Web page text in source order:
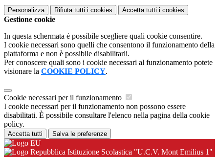
Personalizza Rifiuta tutti i cookies Accetta tutti i cookies
Gestione cookie
In questa schermata è possibile scegliere quali cookie consentire.
I cookie necessari sono quelli che consentono il funzionamento della
piattaforma e non è possibile disabilitarli.
Per conoscere quali sono i cookie necessari al funzionamento potete
visionare la COOKIE POLICY.
Cookie necessari per il funzionamento
I cookie necessari per il funzionamento non possono essere
disabilitati. È possibile consultare l'elenco nella pagina della cookie
policy.
Accetta tutti Salva le preferenze
Istituzione Scolastica "U.C.V. Mont Emilius 1"